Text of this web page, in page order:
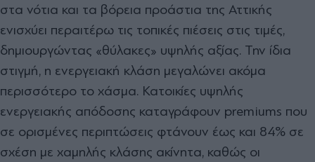
στα νότια και τα βόρεια προάστια της Αττικής
ενισχύει περαιτέρω τις τοπικές πιέσεις στις τιμές,
δημιουργώντας «θύλακες» υψηλής αξίας. Την ίδια
στιγμή, η ενεργειακή κλάση μεγαλώνει ακόμα
περισσότερο το χάσμα. Κατοικίες υψηλής
ενεργειακής απόδοσης καταγράφουν premiums που
σε ορισμένες περιπτώσεις φτάνουν έως και 84% σε
σχέση με χαμηλής κλάσης ακίνητα, καθώς οι